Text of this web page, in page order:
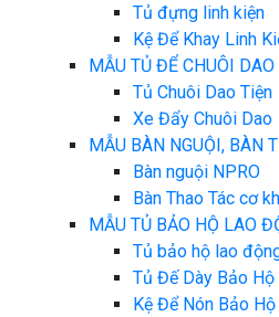
Tủ đựng linh kiện
Kệ Để Khay Linh
MẪU TỦ ĐỂ CHUÔI DAO
Tủ Chuôi Dao Tiện
Xe Đẩy Chuôi Dao
MẪU BÀN NGUỘI, BÀN
Bàn nguội NPRO
Bàn Thao Tác cơ
MẪU TỦ BẢO HỘ LAO
Tủ bảo hộ lao
Tủ Đế Dày Bảo Hộ
Kệ Để Nón Bảo Hộ